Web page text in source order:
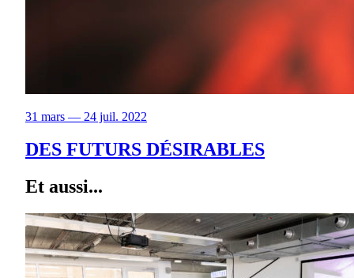
31 mars — 24 juil. 2022
DES FUTURS DÉSIRABLES
Et aussi...